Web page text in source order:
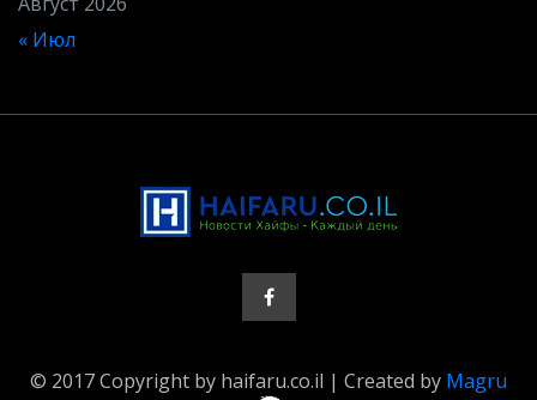
« Июл
© 2017 Copyright by haifaru.co.il | Created by Magru